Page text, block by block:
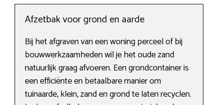
Afzetbak voor grond en aarde
Bij het afgraven van een woning perceel of bij
bouwwerkzaamheden wil je het oude zand
natuurlijk graag afvoeren. Een grondcontainer is
een efficiënte en betaalbare manier om
tuinaarde, klein, zand en grond te laten recyclen.